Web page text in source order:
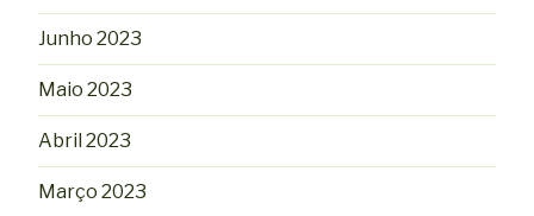
Junho 2023
Maio 2023
Abril 2023
Março 2023